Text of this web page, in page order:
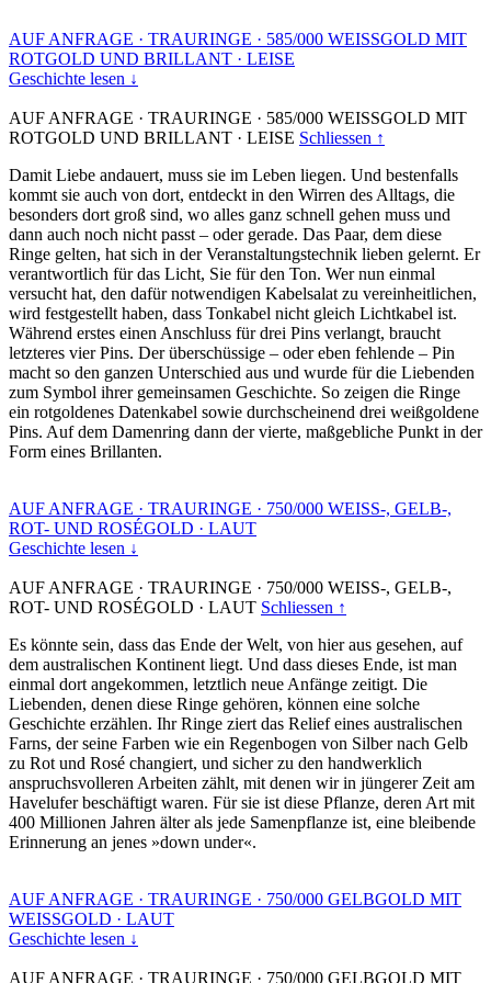
AUF ANFRAGE · TRAURINGE · 585/000 WEISSGOLD MIT
ROTGOLD UND BRILLANT · LEISE
Geschichte lesen ↓
AUF ANFRAGE · TRAURINGE · 585/000 WEISSGOLD MIT
ROTGOLD UND BRILLANT · LEISE Schliessen ↑
Damit Liebe andauert, muss sie im Leben liegen. Und bestenfalls
kommt sie auch von dort, entdeckt in den Wirren des Alltags, die
besonders dort groß sind, wo alles ganz schnell gehen muss und
dann auch noch nicht passt – oder gerade. Das Paar, dem diese
Ringe gelten, hat sich in der Veranstaltungstechnik lieben gelernt. Er
verantwortlich für das Licht, Sie für den Ton. Wer nun einmal
versucht hat, den dafür notwendigen Kabelsalat zu vereinheitlichen,
wird festgestellt haben, dass Tonkabel nicht gleich Lichtkabel ist.
Während erstes einen Anschluss für drei Pins verlangt, braucht
letzteres vier Pins. Der überschüssige – oder eben fehlende – Pin
macht so den ganzen Unterschied aus und wurde für die Liebenden
zum Symbol ihrer gemeinsamen Geschichte. So zeigen die Ringe
ein rotgoldenes Datenkabel sowie durchscheinend drei weißgoldene
Pins. Auf dem Damenring dann der vierte, maßgebliche Punkt in der
Form eines Brillanten.
AUF ANFRAGE · TRAURINGE · 750/000 WEISS-, GELB-,
ROT- UND ROSÉGOLD · LAUT
Geschichte lesen ↓
AUF ANFRAGE · TRAURINGE · 750/000 WEISS-, GELB-,
ROT- UND ROSÉGOLD · LAUT Schliessen ↑
Es könnte sein, dass das Ende der Welt, von hier aus gesehen, auf
dem australischen Kontinent liegt. Und dass dieses Ende, ist man
einmal dort angekommen, letztlich neue Anfänge zeitigt. Die
Liebenden, denen diese Ringe gehören, können eine solche
Geschichte erzählen. Ihr Ringe ziert das Relief eines australischen
Farns, der seine Farben wie ein Regenbogen von Silber nach Gelb
zu Rot und Rosé changiert, und sicher zu den handwerklich
anspruchsvolleren Arbeiten zählt, mit denen wir in jüngerer Zeit am
Havelufer beschäftigt waren. Für sie ist diese Pflanze, deren Art mit
400 Millionen Jahren älter als jede Samenpflanze ist, eine bleibende
Erinnerung an jenes »down under«.
AUF ANFRAGE · TRAURINGE · 750/000 GELBGOLD MIT
WEISSGOLD · LAUT
Geschichte lesen ↓
AUF ANFRAGE · TRAURINGE · 750/000 GELBGOLD MIT